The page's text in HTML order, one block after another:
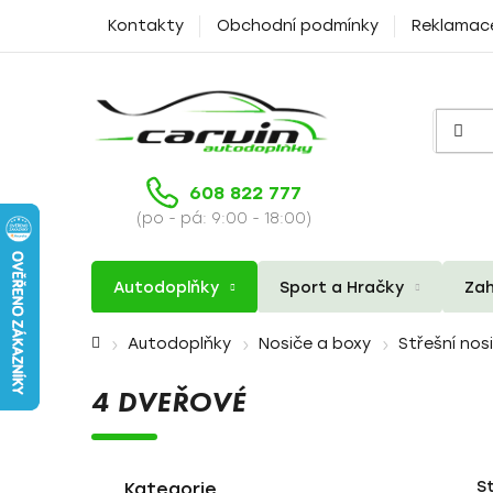
Kontakty Obchodní podmínky
608 822 777
(po - pá: 9:00 - 18:00)
Autodoplňky Sport a Hračky
Domů Autodoplňky Nosiče a boxy Střešní
4 DVEŘOVÉ